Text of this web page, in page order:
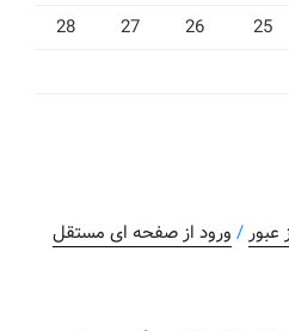
25
26
27
28
عبور / ورود از صفحه ای مستقل